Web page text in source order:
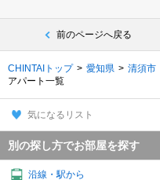
前のページへ戻る
CHINTAIトップ 愛知県 清須市
アパート一覧
気になるリスト
別の探し方でお部屋を探す
沿線・駅から